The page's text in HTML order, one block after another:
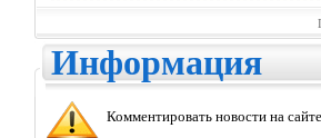
Информация
Комментировать новости на